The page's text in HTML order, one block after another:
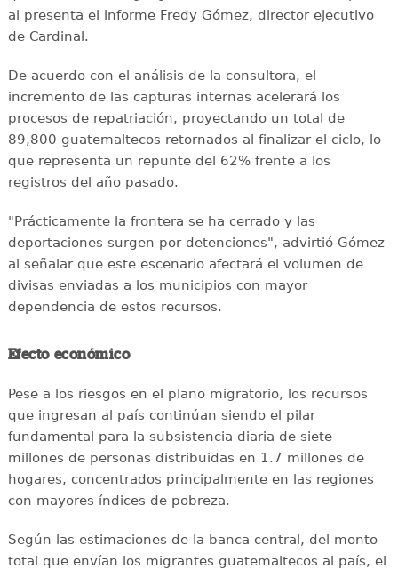
al presenta el informe Fredy Gómez, director ejecutivo
de Cardinal.
De acuerdo con el análisis de la consultora, el
incremento de las capturas internas acelerará los
procesos de repatriación, proyectando un total de
89,800 guatemaltecos retornados al finalizar el ciclo, lo
que representa un repunte del 62% frente a los
registros del año pasado.
"Prácticamente la frontera se ha cerrado y las
deportaciones surgen por detenciones", advirtió Gómez
al señalar que este escenario afectará el volumen de
divisas enviadas a los municipios con mayor
dependencia de estos recursos.
Efecto económico
Pese a los riesgos en el plano migratorio, los recursos
que ingresan al país continúan siendo el pilar
fundamental para la subsistencia diaria de siete
millones de personas distribuidas en 1.7 millones de
hogares, concentrados principalmente en las regiones
con mayores índices de pobreza.
Según las estimaciones de la banca central, del monto
total que envían los migrantes guatemaltecos al país, el